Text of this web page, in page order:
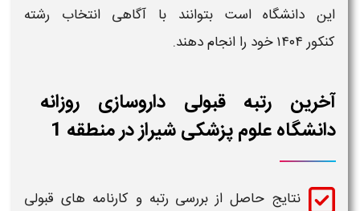
این دانشگاهاست بتوانند با آگاهی انتخاب رشته
کنکور۱۴۰۴​ خود را انجام دهند.
آخرین رتبه قبولی داروسازی روزانه
دانشگاه علوم پزشکی شیراز در منطقه 1
نتایج حاصل از بررسی رتبه و کارنامه های قبولی